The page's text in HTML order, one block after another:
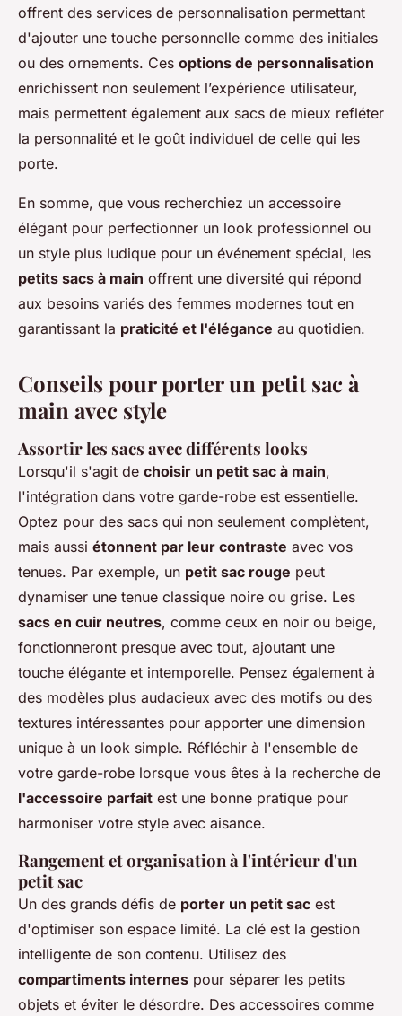
offrent des services de personnalisation permettant
d'ajouter une touche personnelle comme des initiales
ou des ornements. Ces options de personnalisation
enrichissent non seulement l’expérience utilisateur,
mais permettent également aux sacs de mieux refléter
la personnalité et le goût individuel de celle qui les
porte.
En somme, que vous recherchiez un accessoire
élégant pour perfectionner un look professionnel ou
un style plus ludique pour un événement spécial, les
petits sacs à main offrent une diversité qui répond
aux besoins variés des femmes modernes tout en
garantissant la praticité et l'élégance au quotidien.
Conseils pour porter un petit sac à
main avec style
Assortir les sacs avec différents looks
Lorsqu'il s'agit de choisir un petit sac à main,
l'intégration dans votre garde-robe est essentielle.
Optez pour des sacs qui non seulement complètent,
mais aussi étonnent par leur contraste avec vos
tenues. Par exemple, un petit sac rouge peut
dynamiser une tenue classique noire ou grise. Les
sacs en cuir neutres, comme ceux en noir ou beige,
fonctionneront presque avec tout, ajoutant une
touche élégante et intemporelle. Pensez également à
des modèles plus audacieux avec des motifs ou des
textures intéressantes pour apporter une dimension
unique à un look simple. Réfléchir à l'ensemble de
votre garde-robe lorsque vous êtes à la recherche de
l'accessoire parfait est une bonne pratique pour
harmoniser votre style avec aisance.
Rangement et organisation à l'intérieur d'un
petit sac
Un des grands défis de porter un petit sac est
d'optimiser son espace limité. La clé est la gestion
intelligente de son contenu. Utilisez des
compartiments internes pour séparer les petits
objets et éviter le désordre. Des accessoires comme